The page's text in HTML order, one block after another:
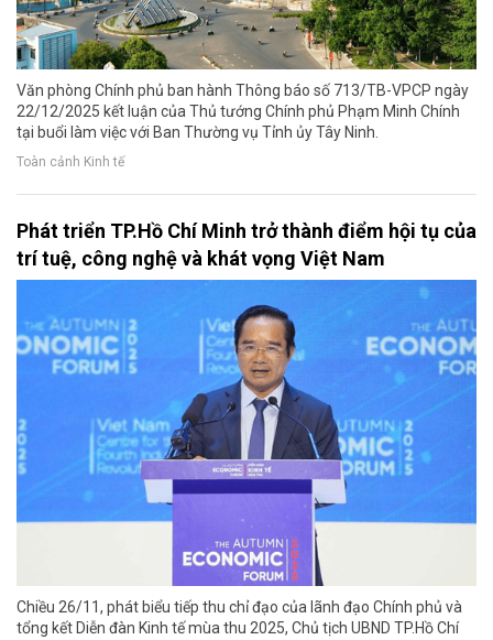
Văn phòng Chính phủ ban hành Thông báo số 713/TB-VPCP ngày
22/12/2025 kết luận của Thủ tướng Chính phủ Phạm Minh Chính
tại buổi làm việc với Ban Thường vụ Tỉnh ủy Tây Ninh.
Toàn cảnh Kinh tế
Phát triển TP.Hồ Chí Minh trở thành điểm hội tụ của
trí tuệ, công nghệ và khát vọng Việt Nam
Chiều 26/11, phát biểu tiếp thu chỉ đạo của lãnh đạo Chính phủ và
tổng kết Diễn đàn Kinh tế mùa thu 2025, Chủ tịch UBND TP.Hồ Chí